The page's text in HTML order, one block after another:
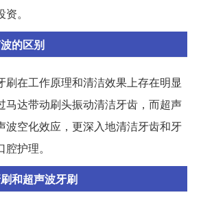
。
的区别
刷在工作原理和清洁效果上存在明显
马达带动刷头振动清洁牙齿，而超声
波空化效应，更深入地清洁牙齿和牙
护理。
和超声波牙刷